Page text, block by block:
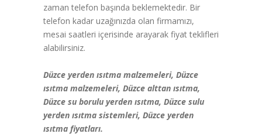
zaman telefon başında beklemektedir. Bir
telefon kadar uzağınızda olan firmamızı,
mesai saatleri içerisinde arayarak fiyat teklifleri
alabilirsiniz.
Düzce yerden ısıtma malzemeleri, Düzce
ısıtma malzemeleri, Düzce alttan ısıtma,
Düzce su borulu yerden ısıtma, Düzce sulu
yerden ısıtma sistemleri, Düzce yerden
ısıtma fiyatları.